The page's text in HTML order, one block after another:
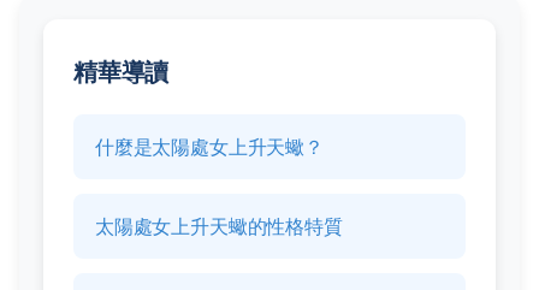
精華導讀
什麼是太陽處女上升天蠍？
太陽處女上升天蠍的性格特質